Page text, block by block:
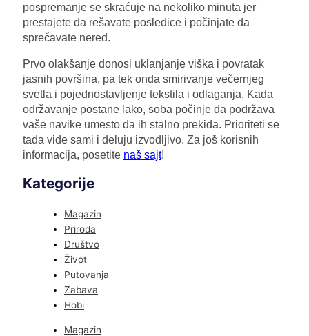
pospremanje se skraćuje na nekoliko minuta jer
prestajete da rešavate posledice i počinjate da
sprečavate nered.
Prvo olakšanje donosi uklanjanje viška i povratak
jasnih površina, pa tek onda smirivanje večernjeg
svetla i pojednostavljenje tekstila i odlaganja. Kada
održavanje postane lako, soba počinje da podržava
vaše navike umesto da ih stalno prekida. Prioriteti se
tada vide sami i deluju izvodljivo. Za još korisnih
informacija, posetite naš sajt!
Kategorije
Magazin
Priroda
Društvo
Život
Putovanja
Zabava
Hobi
Magazin